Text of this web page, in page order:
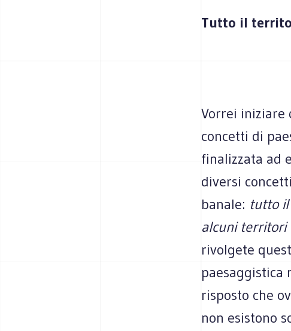
Tutto il
Vorrei iniziare
concetti di
finalizzata ad
diversi
banale: tutto il
alcuni territori
rivolgete
paesaggistica
risposto che
non esistono